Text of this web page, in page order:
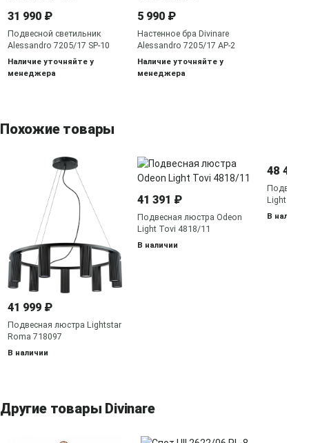
31 990 ₽
Подвесной светильник
Alessandro 7205/17 SP-10
Наличие уточняйте у
менеджера
5 990 ₽
Настенное бра Divinare
Alessandro 7205/17 AP-2
Наличие уточняйте у
менеджера
Похожие товары
41 999 ₽
Подвесная люстра Lightstar
Roma 718097
В наличии
41 391 ₽
Подвесная люстра Odeon
Light Tovi 4818/11
В наличии
48 468
Light
В наличии
Другие товары Divinare